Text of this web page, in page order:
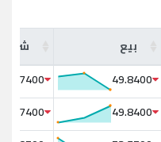
بيع
شراء
49.8400
49.7400
49.8400
49.7400